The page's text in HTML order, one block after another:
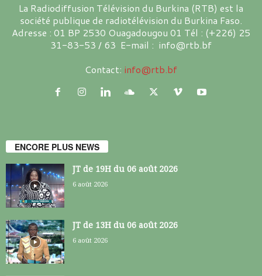
La Radiodiffusion Télévision du Burkina (RTB) est la
société publique de radiotélévision du Burkina Faso.
Adresse : 01 BP 2530 Ouagadougou 01 Tél : (+226) 25
31-83-53 / 63 E-mail : info@rtb.bf
Contact: info@rtb.bf
ENCORE PLUS NEWS
JT de 19H du 06 août 2026
6 août 2026
JT de 13H du 06 août 2026
6 août 2026